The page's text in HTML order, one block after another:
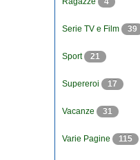
Serie TV e Film 39
Sport 21
Supereroi 17
Vacanze 31
Varie Pagine 115